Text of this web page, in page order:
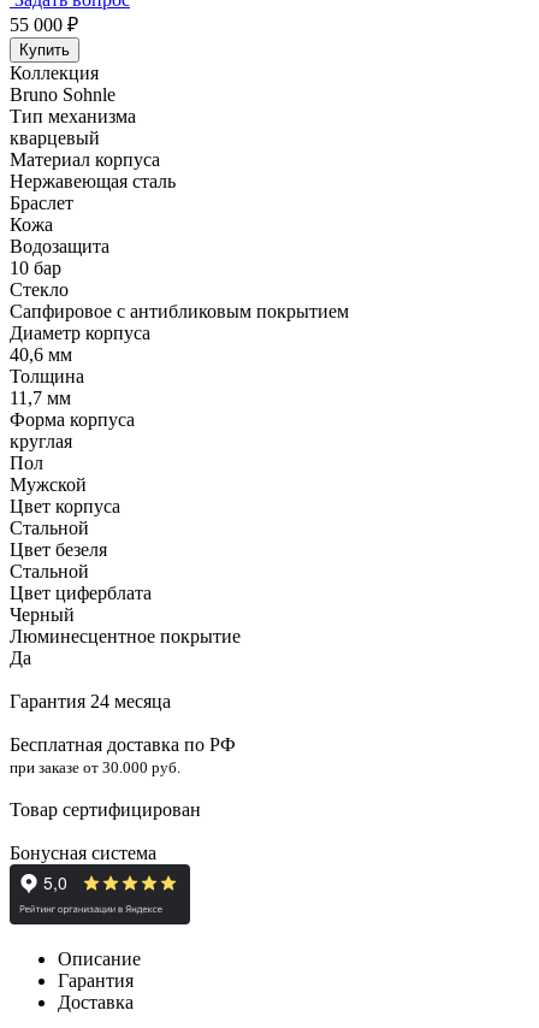
55 000 ₽
Купить
Коллекция
Bruno Sohnle
Тип механизма
кварцевый
Материал корпуса
Нержавеющая сталь
Браслет
Кожа
Водозащита
10 бар
Стекло
Сапфировое с антибликовым покрытием
Диаметр корпуса
40,6 мм
Толщина
11,7 мм
Форма корпуса
круглая
Пол
Мужской
Цвет корпуса
Стальной
Цвет безеля
Стальной
Цвет циферблата
Черный
Люминесцентное покрытие
Да
Гарантия 24 месяца
Бесплатная доставка по РФ
при заказе от 30.000 руб.
Товар сертифицирован
Бонусная система
Описание
Гарантия
Доставка